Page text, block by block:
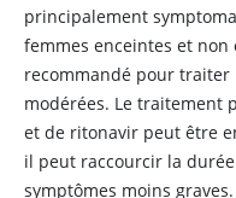
principalement
femmes enceintes et non
recommandé pour traiter
modérées. Le traitement
et de ritonavir peut être
il peut raccourcir la
symptômes moins